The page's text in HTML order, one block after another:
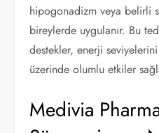
hipogonadizm veya belirli
bireylerde uygulanır. Bu
destekler, enerji seviyelerini
üzerinde olumlu etkiler
Medivia